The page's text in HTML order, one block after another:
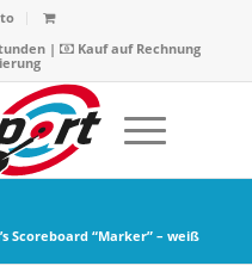
|
Kauf auf Rechnung
Scoreboard “Marker” – weiß